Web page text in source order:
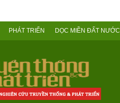
PHÁT TRIỂN DỌC MIỀN ĐẤT NƯỚC